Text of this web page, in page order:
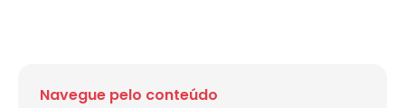
Navegue pelo conteúdo